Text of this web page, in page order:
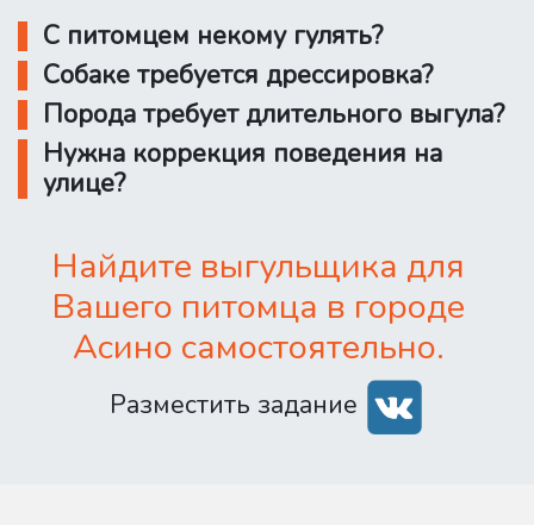
С питомцем некому гулять?
Собаке требуется дрессировка?
Порода требует длительного выгула?
Нужна коррекция поведения на
улице?
Найдите выгульщика для
Вашего питомца в городе
Асино самостоятельно.
Разместить задание